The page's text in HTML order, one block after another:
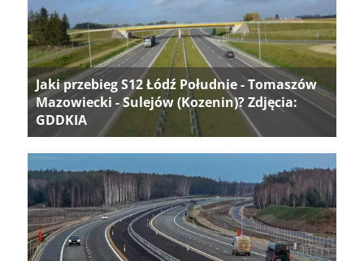
Jaki przebieg S12 Łódź Południe - Tomaszów
Mazowiecki - Sulejów (Kozenin)? Zdjęcia:
GDDKIA